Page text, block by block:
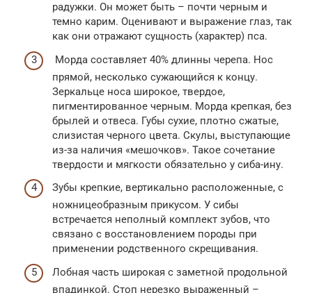
радужки. Он может быть – почти черным и
темно карим. Оценивают и выражение глаз, так
как они отражают сущность (характер) пса.
Морда составляет 40% длинны черепа. Нос
прямой, несколько сужающийся к концу.
Зеркальце носа широкое, твердое,
пигментированное черным. Морда крепкая, без
брылей и отвеса. Губы сухие, плотно сжатые,
слизистая черного цвета. Скулы, выступающие
из-за наличия «мешочков». Такое сочетание
твердости и мягкости обязательно у сиба-ину.
Зубы крепкие, вертикально расположенные, с
ножницеобразным прикусом. У сибы
встречается неполный комплект зубов, что
связано с восстановлением породы при
применении родственного скрещивания.
Лобная часть широкая с заметной продольной
впадинкой. Стоп нерезко выраженный –